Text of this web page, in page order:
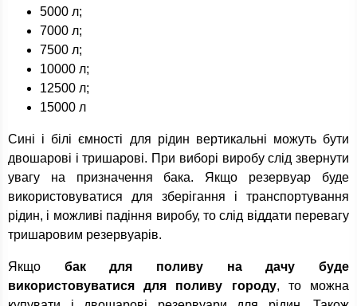
5000 л;
7000 л;
7500 л;
10000 л;
12500 л;
15000 л
Сині і білі ємності для рідин вертикальні можуть бути
двошарові і тришарові. При виборі виробу слід звернути
увагу на призначення бака. Якщо резервуар буде
використовуватися для зберігання і транспортування
рідин, і можливі падіння виробу, то слід віддати перевагу
тришаровим резервуарів.
Якщо бак для поливу на дачу буде
використовуватися для поливу городу, то можна